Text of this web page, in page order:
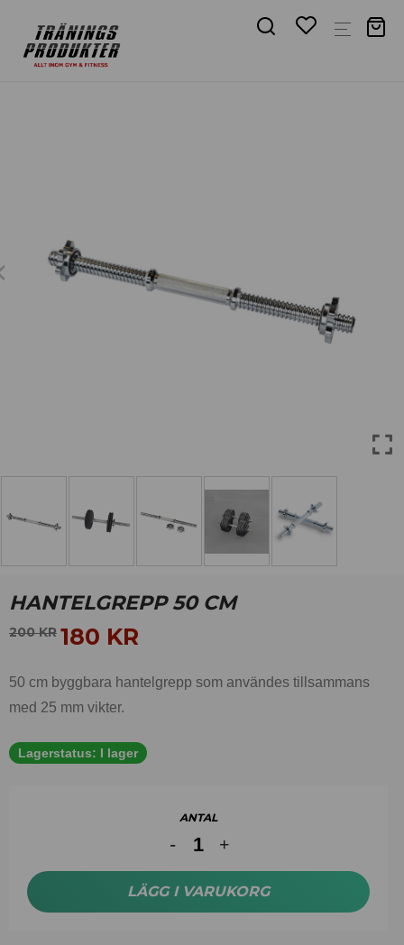
HANTELGREPP 50 CM
200KR 180 KR
50 cm byggbara hantelgrepp som användes tillsammans
med 25 mm vikter.
Lagerstatus: I lager
ANTAL
LÄGG I VARUKORG